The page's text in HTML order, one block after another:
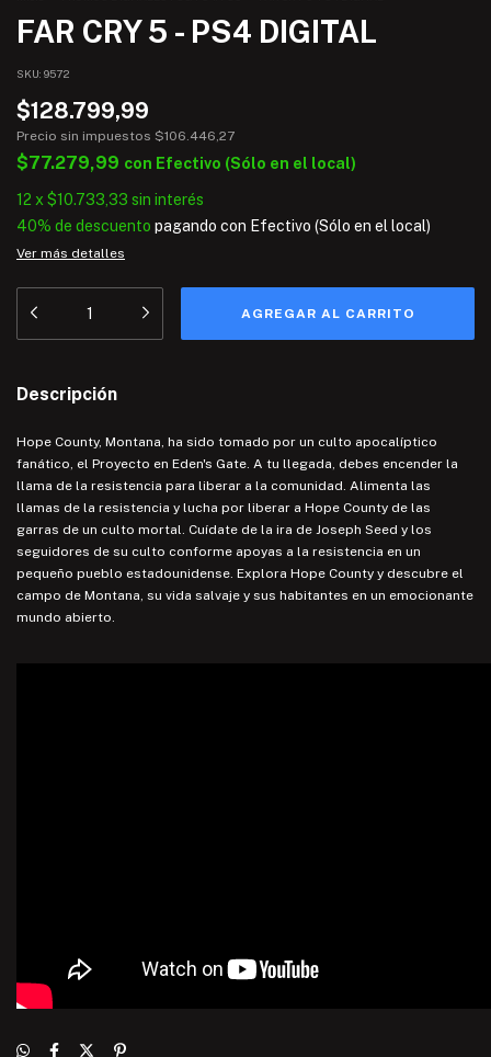
FAR CRY 5 - PS4 DIGITAL
SKU: 9572
$128.799,99
Precio sin impuestos $106.446,27
$77.279,99 con Efectivo (Sólo en el local)
12 x $10.733,33 sin interés
40% de descuento pagando con Efectivo (Sólo en el local)
Ver más detalles
Descripción
Hope County, Montana, ha sido tomado por un culto apocalíptico
fanático, el Proyecto en Eden's Gate. A tu llegada, debes encender la
llama de la resistencia para liberar a la comunidad. Alimenta las
llamas de la resistencia y lucha por liberar a Hope County de las
garras de un culto mortal. Cuídate de la ira de Joseph Seed y los
seguidores de su culto conforme apoyas a la resistencia en un
pequeño pueblo estadounidense. Explora Hope County y descubre el
campo de Montana, su vida salvaje y sus habitantes en un emocionante
mundo abierto.